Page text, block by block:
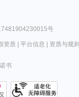
号
资质| 平台信息 资质与规则
书